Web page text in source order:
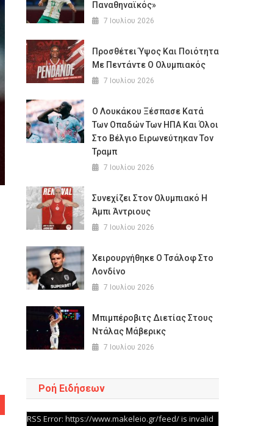
Παναθηναϊκός»
7 Ιουλίου 2026
Προσθέτει Ύψος Και Ποιότητα
Με Πεντάντε O Oλυμπιακός
7 Ιουλίου 2026
Ο Λουκάκου Ξέσπασε Κατά
Των Οπαδών Των ΗΠΑ Και Όλοι
Στο Βέλγιο Ειρωνεύτηκαν Τον
Τραμπ
7 Ιουλίου 2026
Συνεχίζει Στον Ολυμπιακό Η
Άμπι Άντριους
7 Ιουλίου 2026
Χειρουργήθηκε Ο Τσάλοφ Στο
Λονδίνο
7 Ιουλίου 2026
Μπιμπέροβιτς Διετίας Στους
Ντάλας Μάβερικς
7 Ιουλίου 2026
Ροή Ειδήσεων
RSS Error: https://www.makeleio.gr/feed/ is invalid